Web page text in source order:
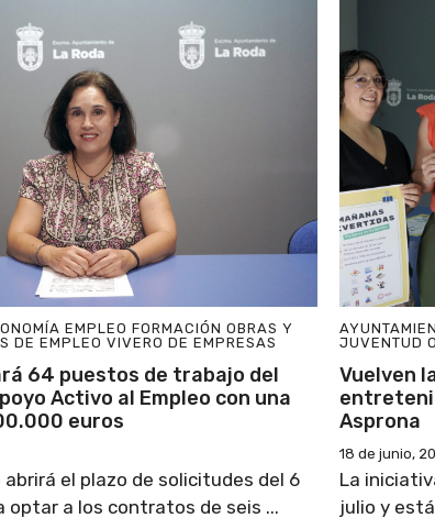
EMPLEO FORMACIÓN OBRAS Y
DE EMPLEO VIVERO DE EMPRESAS
64 puestos de trabajo del
Activo al Empleo con una
euros
el plazo de solicitudes del 6
optar a los contratos de seis ...
JUVENTUD
Vuelven
Asprona
18 de junio,
La
julio y